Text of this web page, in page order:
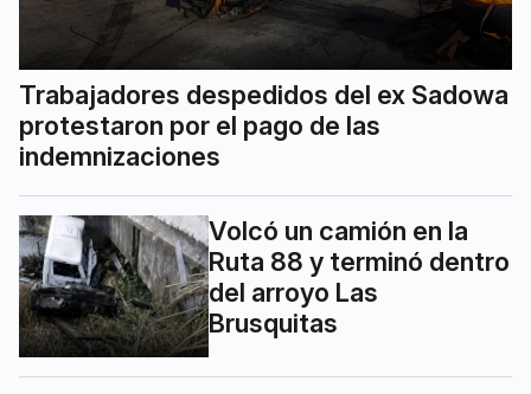
Trabajadores despedidos del ex Sadowa
protestaron por el pago de las
indemnizaciones
Volcó un camión en la
Ruta 88 y terminó dentro
del arroyo Las
Brusquitas